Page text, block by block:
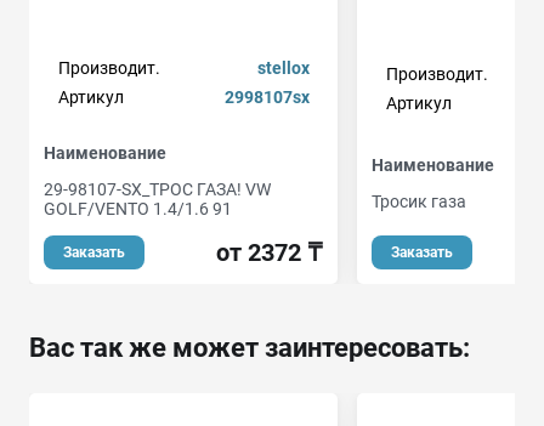
Производит.
stellox
Артикул
2998107sx
Наименование
29-98107-SX_ТРОС ГАЗА! VW
GOLF/VENTO 1.4/1.6 91
Заказать от 2372 ₸
Производит.
Артикул
Наименование
Тросик газа
Заказать
Вас так же может заинтересовать: